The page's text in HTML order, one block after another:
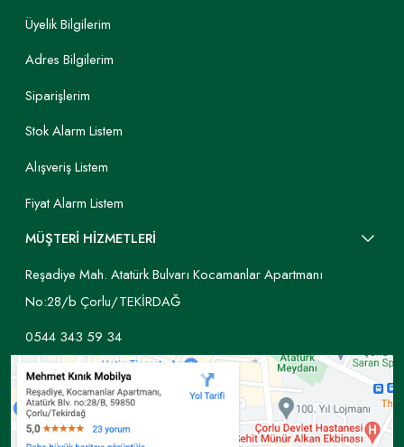
Üyelik Bilgilerim
Adres Bilgilerim
Siparişlerim
Stok Alarm Listem
Alışveriş Listem
Fiyat Alarm Listem
MÜŞTERİ HİZMETLERİ
Reşadiye Mah. Atatürk Bulvarı Kocamanlar Apartmanı
No:28/b Çorlu/TEKİRDAĞ
0544 343 59 34